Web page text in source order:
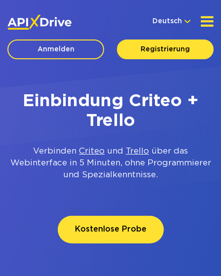
Deutsch
Anmelden Registrierung
Einbindung Criteo +
Trello
Verbinden Criteo und Trello über das
Webinterface in 5 Minuten, ohne Programmierer
und Spezialkenntnisse.
Kostenlose Probe